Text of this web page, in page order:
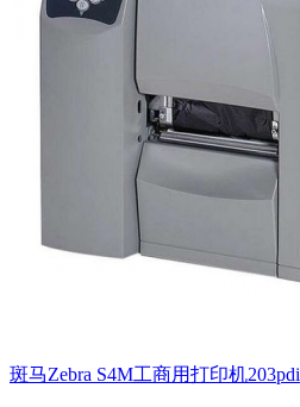
斑马Zebra S4M工商用打印机203pdi